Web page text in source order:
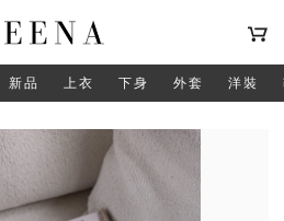
新品 上衣 下身 外套 洋裝